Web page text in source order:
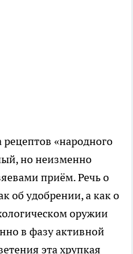
«народного
но неизменно
приём. Речь о
об удобрении, а как о
оружии
в фазу активной
эта хрупкая